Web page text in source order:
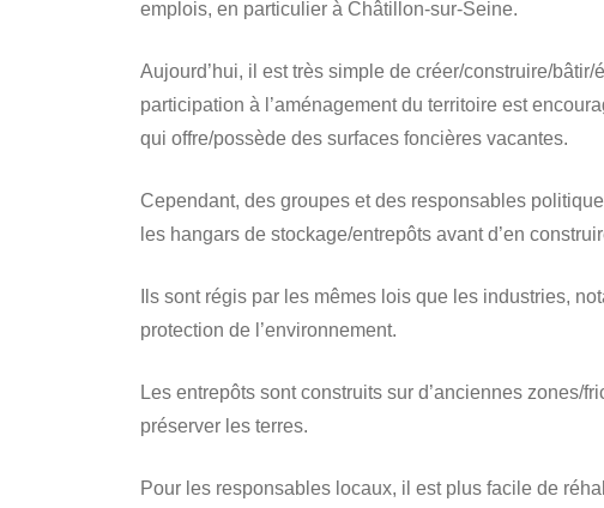
emplois, en particulier à Châtillon-sur-Seine.
Aujourd’hui, il est très simple de créer/construire/
participation à l’aménagement du territoire est
qui offre/possède des surfaces foncières vacantes.
Cependant, des groupes et des responsables
les hangars de stockage/entrepôts avant d’en
Ils sont régis par les mêmes lois que les industries,
protection de l’environnement.
Les entrepôts sont construits sur d’anciennes zones/
préserver les terres.
Pour les responsables locaux, il est plus facile de